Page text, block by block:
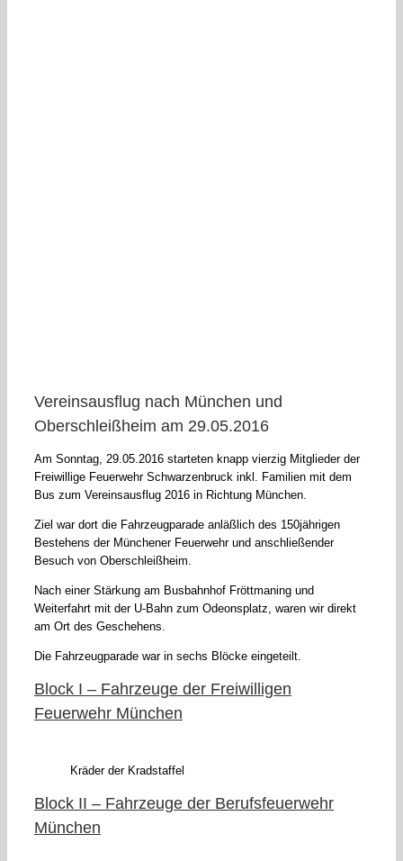
Vereinsausflug nach München und
Oberschleißheim am 29.05.2016
Am Sonntag, 29.05.2016 starteten knapp vierzig Mitglieder der
Freiwillige Feuerwehr Schwarzenbruck inkl. Familien mit dem
Bus zum Vereinsausflug 2016 in Richtung München.
Ziel war dort die Fahrzeugparade anläßlich des 150jährigen
Bestehens der Münchener Feuerwehr und anschließender
Besuch von Oberschleißheim.
Nach einer Stärkung am Busbahnhof Fröttmaning und
Weiterfahrt mit der U-Bahn zum Odeonsplatz, waren wir direkt
am Ort des Geschehens.
Die Fahrzeugparade war in sechs Blöcke eingeteilt.
Block I – Fahrzeuge der Freiwilligen
Feuerwehr München
Kräder der Kradstaffel
Block II – Fahrzeuge der Berufsfeuerwehr
München